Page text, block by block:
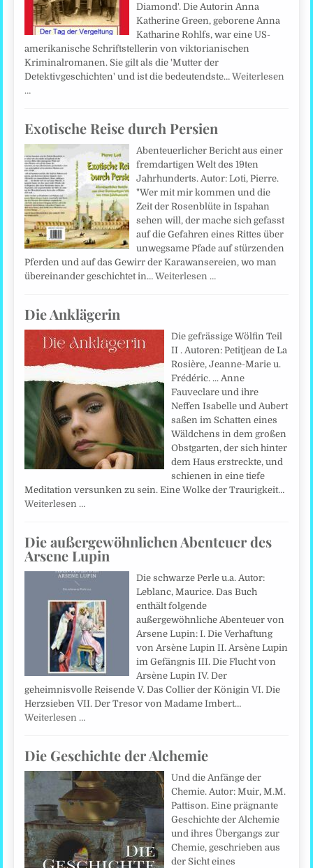
Diamond'. Die Autorin Anna
Katherine Green, geborene Anna
Katharine Rohlfs, war eine US-
amerikanische Schriftstellerin von viktorianischen
Kriminalromanen. Sie gilt als die 'Mutter der
Detektivgeschichten' und ist die bedeutendste…Weiterlesen
…
Exotische Reise durch Persien
Abenteuerlicher Bericht aus einer
fremdartigen Welt des 19ten
Jahrhunderts. Autor: Loti, Pierre.
"Wer mit mir kommen und die
Zeit der Rosenblüte in Ispahan
sehen will, der mache sich gefasst
auf die Gefahren eines Rittes über
unwegsame Pfade auf stürzenden
Pferden und auf das Gewirr der Karawansereien, wo man
übereinander geschichtet in…Weiterlesen …
Die Anklägerin
Die gefrässige Wölfin Teil
II . Autoren: Petitjean de La
Rosière, Jeanne-Marie u.
Frédéric. ... Anne
Fauveclare und ihre
Neffen Isabelle und Aubert
saßen im Schatten eines
Wäldchens in dem großen
Obstgarten, der sich hinter
dem Haus erstreckte, und
schienen in eine tiefe
Meditation versunken zu sein. Eine Wolke der Traurigkeit…
Weiterlesen …
Die außergewöhnlichen Abenteuer des
Arsene Lupin
Die schwarze Perle u.a. Autor:
Leblanc, Maurice. Das Buch
enthält folgende
außergewöhnliche Abenteuer von
Arsene Lupin: I. Die Verhaftung
von Arsène Lupin II. Arsène Lupin
im Gefängnis III. Die Flucht von
Arsène Lupin IV. Der
geheimnisvolle Reisende V. Das Collier der Königin VI. Die
Herzsieben VII. Der Tresor von Madame Imbert…
Weiterlesen …
Die Geschichte der Alchemie
Und die Anfänge der
Chemie. Autor: Muir, M.M.
Pattison. Eine prägnante
Geschichte der Alchemie
und ihres Übergangs zur
Chemie, geschrieben aus
der Sicht eines